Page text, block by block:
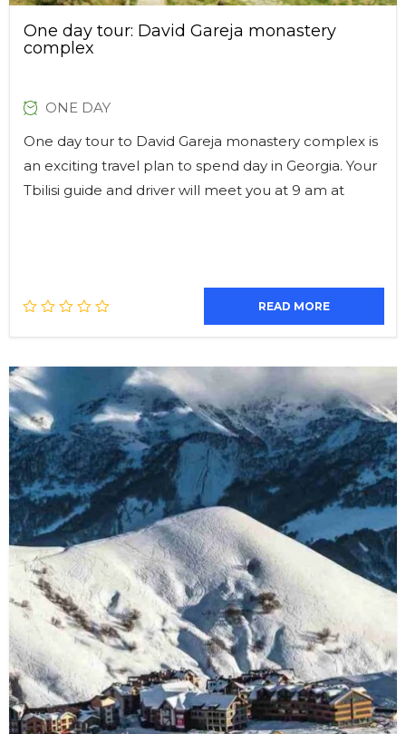
One day tour: David Gareja monastery
complex
ONE DAY
One day tour to David Gareja monastery complex is
an exciting travel plan to spend day in Georgia. Your
Tbilisi guide and driver will meet you at 9 am at
READ MORE